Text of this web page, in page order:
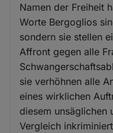
Namen der Freiheit
Worte Bergoglios
sondern sie stellen
Affront gegen alle
sie verhöhnen alle
eines wirklichen
diesem unsäglichen
Vergleich